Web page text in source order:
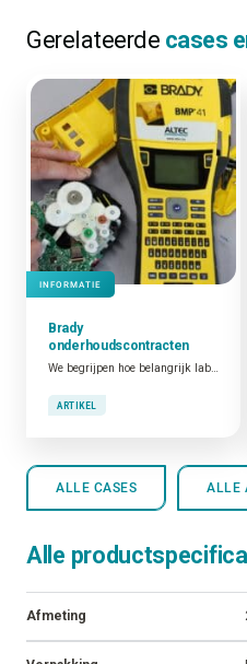
Gerelateerde cases
INFORMATIE
Brady
onderhoudscontracten
We begrijpen hoe belangrijk labelprinters kunnen zijn. We weten dat ze een essentiële rol spelen bij het mogelijk maken van tracering, kwaliteitscontrole, fraudepreventie, verhoogde veiligheid en operationele efficiëntie. Daarom bieden we voor elk technisch probleem zo snel mogelijk een oplossing.
ARTIKEL
ALLE CASES ALLE
Alle
Afmeting